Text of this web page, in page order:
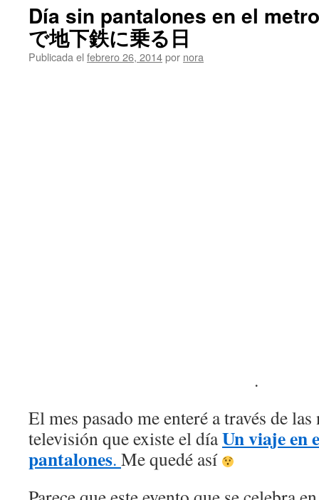
Día sin pantalones en el
で地下鉄に乗る日
Publicada el febrero 26, 2014por nora
.
El mes pasado me enteré a través de
televisión que existe el díaUnviaje en
pantalones. Me quedé así